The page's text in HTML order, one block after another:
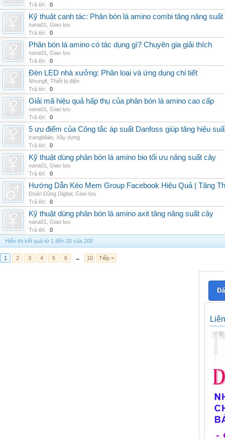
Trả lời:
0
Kỹ thuật canh tác: Phân bón lá amino combi tăng năng suất
nana01
Giao lưu
Trả lời:
0
Phân bón lá amino có tác dụng gì? Chuyên gia giải thích
nana01
Giao lưu
Trả lời:
0
Đèn LED nhà xưởng: Phân loại và ứng dụng chi tiết
Nhunglt Thiết bị điện
Trả lời:
0
Giải mã hiệu quả hấp thụ của phân bón lá amino cao cấp
nana01
Giao lưu
Trả lời:
0
5 ưu điểm của Công tắc áp suất Danfoss giúp tăng hiệu
trangbilalo Xây dựng
Trả lời:
0
Kỹ thuật dùng phân bón lá amino bio tối ưu năng suất cây
nana01
Giao lưu
Trả lời:
0
Hướng Dẫn Kéo Mem Group Facebook Hiệu Quả | Tăng
Đoàn Dũng Digital Giao lưu
Trả lời:
0
Kỹ thuật dùng phân bón lá amino axit tăng năng suất cây
nana01
Giao lưu
Trả lời:
0
Hiển thị kết quả từ 1 đến 20 của 200
1 2 3 4 5 6 → 10 Tiếp >